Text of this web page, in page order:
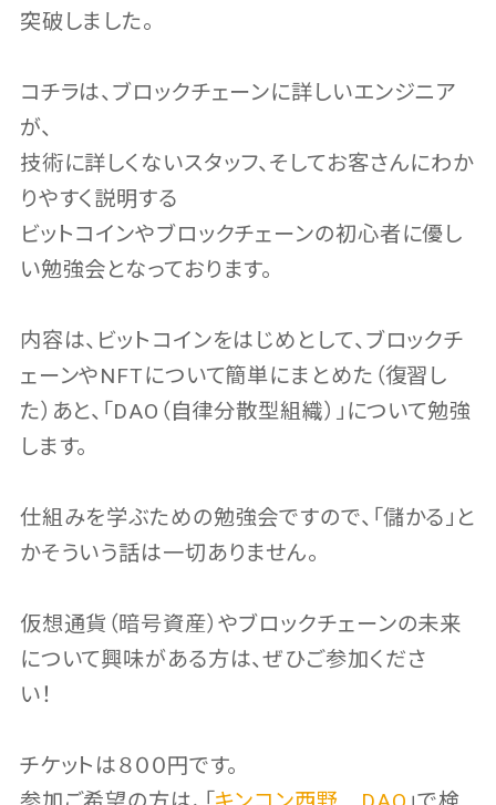
突破しました。
コチラは、ブロックチェーンに詳しいエンジニア
が、
技術に詳しくないスタッフ、そしてお客さんにわか
りやすく説明する
ビットコインやブロックチェーンの初心者に優し
い勉強会となっております。
内容は、ビットコインをはじめとして、ブロックチ
ェーンやNFTについて簡単にまとめた（復習し
た）あと、「DAO（自律分散型組織）」について勉強
します。
仕組みを学ぶための勉強会ですので、「儲かる」と
かそういう話は一切ありません。
仮想通貨（暗号資産）やブロックチェーンの未来
について興味がある方は、ぜひご参加くださ
い！
チケットは８００円です。